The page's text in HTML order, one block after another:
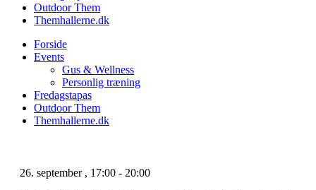
Outdoor Them
Themhallerne.dk
Forside
Events
Gus & Wellness
Personlig træning
Fredagstapas
Outdoor Them
Themhallerne.dk
26. september , 17:00 - 20:00